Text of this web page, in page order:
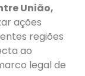
União,
ações
regiões
ao
legal de